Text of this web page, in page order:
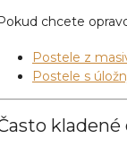
chcete
Postele z
Postele s
kladené